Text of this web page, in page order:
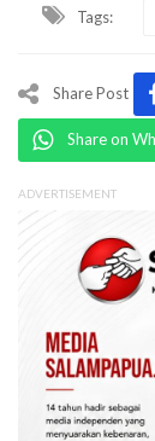
Tags:
Share Post
Share on
ADVERTISEMENT